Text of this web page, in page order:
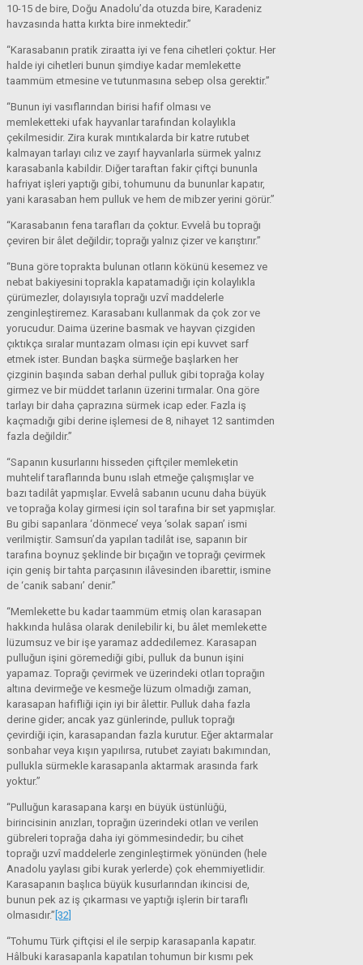
10-15 de bire, Doğu Anadolu’da otuzda bire, Karadeniz
havzasında hatta kırkta bire inmektedir.”
“Karasabanın pratik ziraatta iyi ve fena cihetleri çoktur. Her
halde iyi cihetleri bunun şimdiye kadar memlekette
taammüm etmesine ve tutunmasına sebep olsa gerektir.”
“Bunun iyi vasıflarından birisi hafif olması ve
memleketteki ufak hayvanlar tarafından kolaylıkla
çekilmesidir. Zira kurak mıntıkalarda bir katre rutubet
kalmayan tarlayı cılız ve zayıf hayvanlarla sürmek yalnız
karasabanla kabildir. Diğer taraftan fakir çiftçi bununla
hafriyat işleri yaptığı gibi, tohumunu da bununlar kapatır,
yani karasaban hem pulluk ve hem de mibzer yerini görür.”
“Karasabanın fena tarafları da çoktur. Evvelâ bu toprağı
çeviren bir âlet değildir; toprağı yalnız çizer ve karıştırır.”
“Buna göre toprakta bulunan otların kökünü kesemez ve
nebat bakiyesini toprakla kapatamadığı için kolaylıkla
çürümezler, dolayısıyla toprağı uzvî maddelerle
zenginleştiremez. Karasabanı kullanmak da çok zor ve
yorucudur. Daima üzerine basmak ve hayvan çizgiden
çıktıkça sıralar muntazam olması için epi kuvvet sarf
etmek ister. Bundan başka sürmeğe başlarken her
çizginin başında saban derhal pulluk gibi toprağa kolay
girmez ve bir müddet tarlanın üzerini tırmalar. Ona göre
tarlayı bir daha çaprazına sürmek icap eder. Fazla iş
kaçmadığı gibi derine işlemesi de 8, nihayet 12 santimden
fazla değildir.”
“Sapanın kusurlarını hisseden çiftçiler memleketin
muhtelif taraflarında bunu ıslah etmeğe çalışmışlar ve
bazı tadilât yapmışlar. Evvelâ sabanın ucunu daha büyük
ve toprağa kolay girmesi için sol tarafına bir set yapmışlar.
Bu gibi sapanlara ‘dönmece’ veya ‘solak sapan’ ismi
verilmiştir. Samsun’da yapılan tadilât ise, sapanın bir
tarafına boynuz şeklinde bir bıçağın ve toprağı çevirmek
için geniş bir tahta parçasının ilâvesinden ibarettir, ismine
de ‘canik sabanı’ denir.”
“Memlekette bu kadar taammüm etmiş olan karasapan
hakkında hulâsa olarak denilebilir ki, bu âlet memlekette
lüzumsuz ve bir işe yaramaz addedilemez. Karasapan
pulluğun işini göremediği gibi, pulluk da bunun işini
yapamaz. Toprağı çevirmek ve üzerindeki otları toprağın
altına devirmeğe ve kesmeğe lüzum olmadığı zaman,
karasapan hafifliği için iyi bir âlettir. Pulluk daha fazla
derine gider; ancak yaz günlerinde, pulluk toprağı
çevirdiği için, karasapandan fazla kurutur. Eğer aktarmalar
sonbahar veya kışın yapılırsa, rutubet zayiatı bakımından,
pullukla sürmekle karasapanla aktarmak arasında fark
yoktur.”
“Pulluğun karasapana karşı en büyük üstünlüğü,
birincisinin anızları, toprağın üzerindeki otları ve verilen
gübreleri toprağa daha iyi gömmesindedir; bu cihet
toprağı uzvî maddelerle zenginleştirmek yönünden (hele
Anadolu yaylası gibi kurak yerlerde) çok ehemmiyetlidir.
Karasapanın başlıca büyük kusurlarından ikincisi de,
bunun pek az iş çıkarması ve yaptığı işlerin bir taraflı
olmasıdır.” [32]
“Tohumu Türk çiftçisi el ile serpip karasapanla kapatır.
Hâlbuki karasapanla kapatılan tohumun bir kısmı pek